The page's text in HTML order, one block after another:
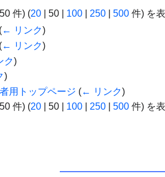
件) (20 50 100 250 500 件) を
(← リンク)
(← リンク)
ク)
)
用トップページ (← リンク)
件) (20 50 100 250 500 件) を